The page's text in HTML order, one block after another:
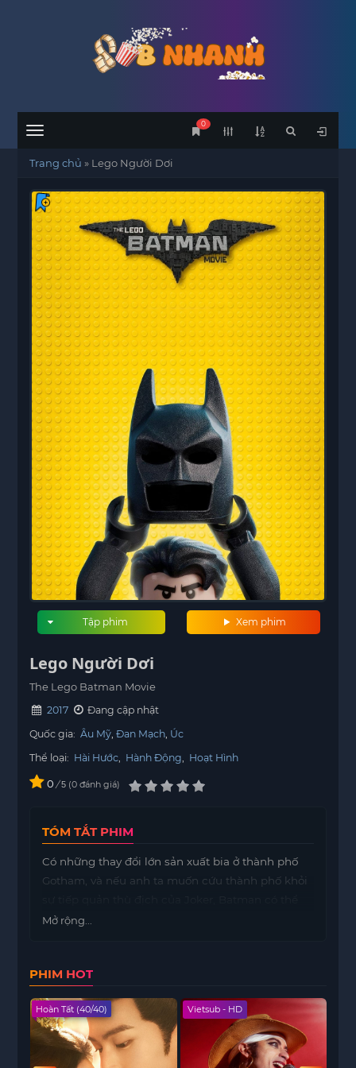
Menu
0
Trang chủ » Lego Người Dơi
Xem phim
Tập phim
Lego Người Dơi
The Lego Batman Movie
2017
Đang cập nhật
Quốc gia: Âu Mỹ Đan Mạch Úc
Thể loại: Hài Hước, Hành Động, Hoạt Hình
0 / 5 0 đánh giá
TÓM TẮT PHIM
Có những thay đổi lớn sản xuất bia ở thành phố
Gotham, và nếu anh ta muốn cứu thành phố khỏi
phải thả vật Vigilante đơn độc, hãy cố gắng làm
Mở rộng...
PHIM HOT
Hoàn Tất (40/40) Vietsub - HD